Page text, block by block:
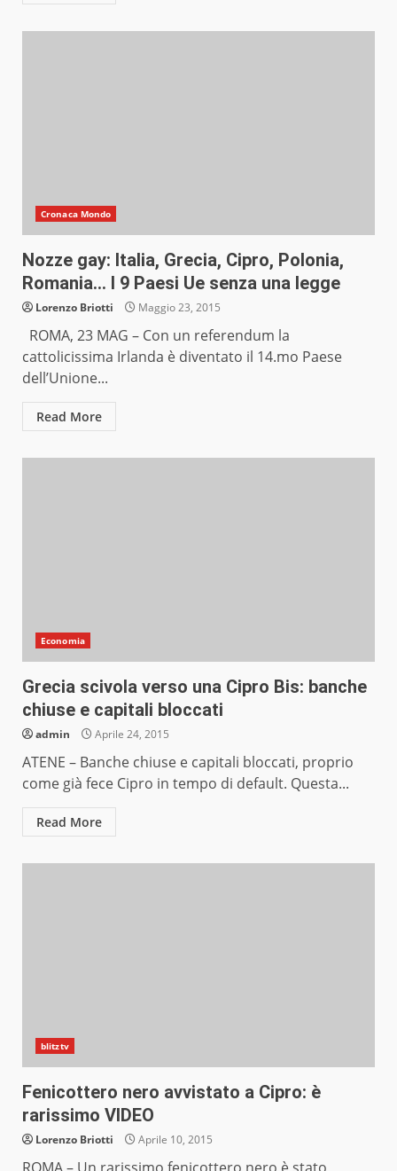
Cronaca Mondo
Nozze gay: Italia, Grecia, Cipro, Polonia,
Romania… I 9 Paesi Ue senza una legge
Lorenzo Briotti Maggio 23, 2015
ROMA, 23 MAG – Con un referendum la
cattolicissima Irlanda è diventato il 14.mo Paese
dell’Unione...
Read More
Economia
Grecia scivola verso una Cipro Bis: banche
chiuse e capitali bloccati
admin Aprile 24, 2015
ATENE – Banche chiuse e capitali bloccati, proprio
come già fece Cipro in tempo di default. Questa...
Read More
blitztv
Fenicottero nero avvistato a Cipro: è
rarissimo VIDEO
Lorenzo Briotti Aprile 10, 2015